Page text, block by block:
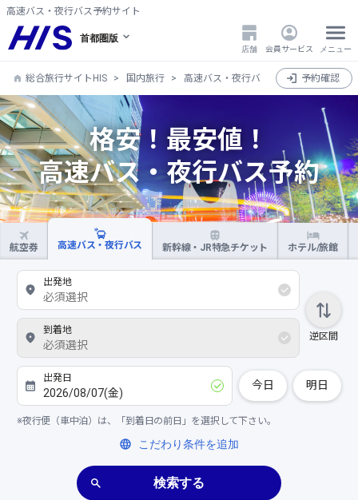
高速バス・夜行バス予約サイト
首都圏版
店舗 会員サービス メニュー
総合旅行サイトHIS 国内旅行 高速バス・夜行バス 予約確認
格安！最安値！
高速バス・夜行バス予約
航空券 高速バス・夜行バス 新幹線・JR特急チケット ホテル/旅館
今日 明日
※夜行便（車中泊）は、「到着日の前日」を選択して下さい。
こだわり条件を追加
検索する